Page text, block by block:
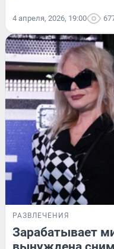
4 апреля, 2026, 19:00
РАЗВЛЕЧЕНИЯ
Зарабатывает